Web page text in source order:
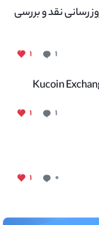
رسانی نقد و بررسی
۱ ۱
۱ ۱
۰ ۱